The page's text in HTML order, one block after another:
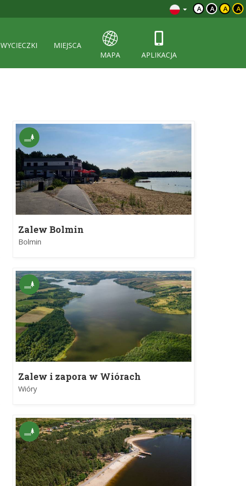
A A A A
WYCIECZKI
MIEJSCA
MAPA
APLIKACJA
Zalew Bolmin
Bolmin
Zalew i zapora w Wiórach
Wióry